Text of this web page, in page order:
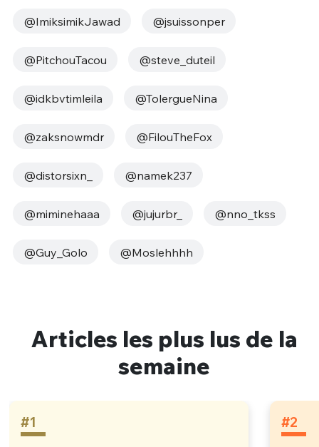
@ImiksimikJawad @jsuissonper
@PitchouTacou @steve_duteil
@idkbvtimleila @TolergueNina
@zaksnowmdr @FilouTheFox
@distorsixn_ @namek237
@miminehaaa @jujurbr_ @nno_tkss
@Guy_Golo @Moslehhhh
Articles les plus lus de la
semaine
#1 #2